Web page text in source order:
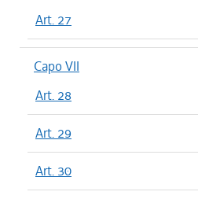
Art. 27
Capo VII
Art. 28
Art. 29
Art. 30